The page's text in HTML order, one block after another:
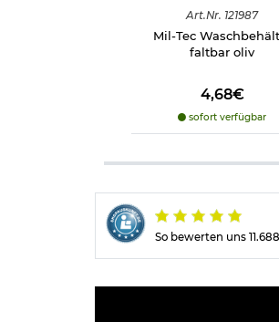
Art.Nr. 121987
Mil-Tec
faltbar oliv
4,68€
sofort verfügbar
So bewerten uns